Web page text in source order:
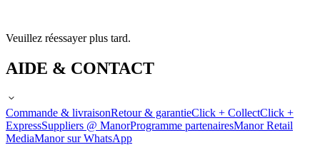
Veuillez réessayer plus tard.
AIDE & CONTACT
Commande & livraisonRetour & garantieClick + CollectClick +
ExpressSuppliers @ ManorProgramme partenairesManor Retail
MediaManor sur WhatsApp